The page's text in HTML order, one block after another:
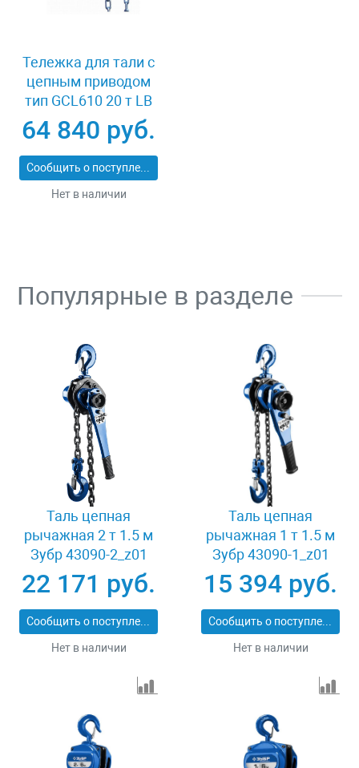
Тележка для тали с
цепным приводом
тип GCL610 20 т LB
XK41980
64 840 руб.
Сообщить о поступлении
Нет в наличии
Популярные в разделе
Таль цепная
рычажная 2 т 1.5 м
Зубр 43090-2_z01
22 171 руб.
Сообщить о поступлении
Нет в наличии
Таль цепная
рычажная 1 т 1.5 м
Зубр 43090-1_z01
15 394 руб.
Сообщить о поступлении
Нет в наличии